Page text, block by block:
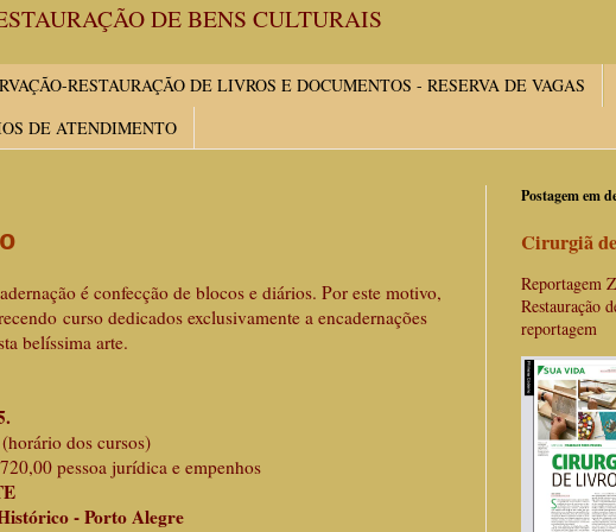
DE BENS CULTURAIS
RESTAURAÇÃO DE LIVROS E DOCUMENTOS - RESERVA DE VAGAS
DE ATENDIMENTO
é confecção de blocos e diários. Por este motivo,
curso dedicados exclusivamente a encadernações
belíssima arte.
dos cursos)
pessoa jurídica e empenhos
- Porto Alegre
Postagem em
Cirurgiã
Reportagem
Restauração
reportagem